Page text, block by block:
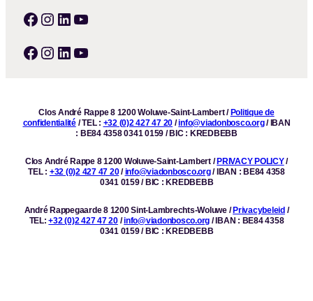
Facebook Instagram LinkedIn YouTube
Facebook Instagram LinkedIn YouTube
Clos André Rappe 8 1200 Woluwe-Saint-Lambert / Politique de
confidentialité/ TEL : +32 (0)2 427 47 20 /info@viadonbosco.org/ IBAN
: BE84 4358 0341 0159 / BIC : KREDBEBB
Clos André Rappe 8 1200 Woluwe-Saint-Lambert / PRIVACY POLICY/
TEL : +32 (0)2 427 47 20/info@viadonbosco.org/ IBAN : BE84 4358
0341 0159 / BIC : KREDBEBB
André Rappegaarde 8 1200 Sint-Lambrechts-Woluwe / Privacybeleid /
TEL:+32 (0)2 427 47 20/info@viadonbosco.org / IBAN : BE84 4358
0341 0159 / BIC : KREDBEBB